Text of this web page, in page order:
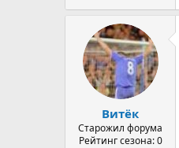
Витёк
Старожил форума
Рейтинг сезона: 0